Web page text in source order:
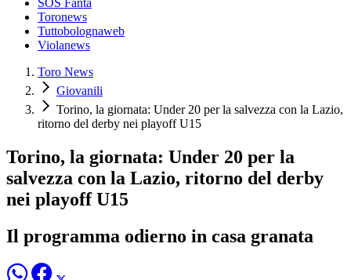
SOS Fanta
Toronews
Tuttobolognaweb
Violanews
Toro News
Giovanili
Torino, la giornata: Under 20 per la salvezza con la Lazio,
ritorno del derby nei playoff U15
Torino, la giornata: Under 20 per la
salvezza con la Lazio, ritorno del derby
nei playoff U15
Il programma odierno in casa granata